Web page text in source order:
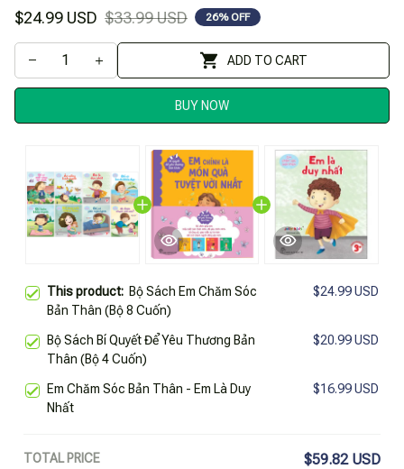
$24.99 USD $33.99 USD 26% OFF
ADD TO CART
BUY NOW
This product: Bộ Sách Em Chăm Sóc
Bản Thân (Bộ 8 Cuốn)
$24.99 USD
Bộ Sách Bí Quyết Để Yêu Thương Bản
Thân (Bộ 4 Cuốn)
$20.99 USD
Em Chăm Sóc Bản Thân - Em Là Duy
Nhất
$16.99 USD
TOTAL PRICE $59.82 USD